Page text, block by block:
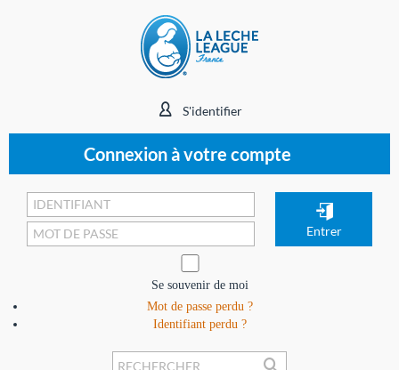
S'identifier
Connexion à votre compte
Se souvenir de moi
Mot de passe perdu ?
Identifiant perdu ?